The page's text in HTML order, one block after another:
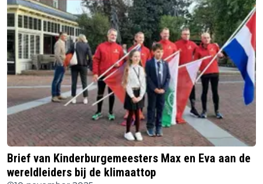
Brief van Kinderburgemeesters Max en Eva aan de
wereldleiders bij de klimaattop